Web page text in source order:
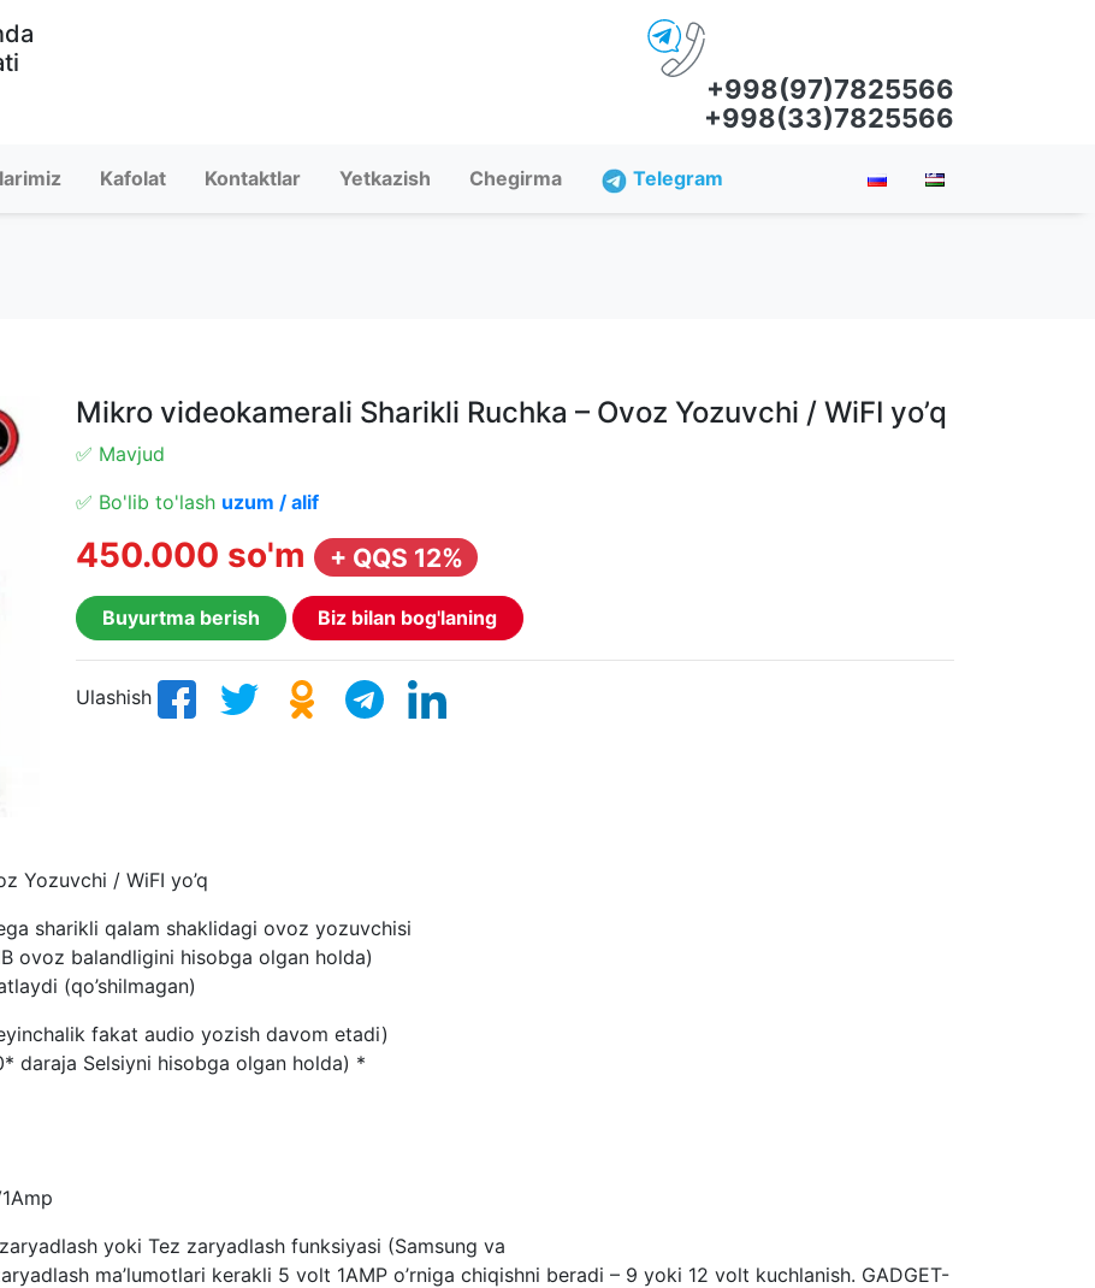
+998(97)7825566
+998(33)7825566
Kafolat Kontaktlar Yetkazish Chegirma Telegram
Mikro videokamerali Sharikli Ruchka – Ovoz Yozuvchi / WiFI yo’q
✅ Mavjud
✅ Bo'lib to'lash uzum / alif
450.000 so'm + QQS 12%
Buyurtma berish Biz bilan bog'laning
Ulashish
Yozuvchi / WiFI yo’q
sharikli qalam shaklidagi ovoz yozuvchisi
ovoz balandligini hisobga olgan holda)
(qo’shilmagan)
fakat audio yozish davom etadi)
daraja Selsiyni hisobga olgan holda) *
yoki Tez zaryadlash funksiyasi (Samsung va
ma’lumotlari kerakli 5 volt 1AMP o’rniga chiqishni beradi – 9 yoki 12 volt kuchlanish. GADGET-